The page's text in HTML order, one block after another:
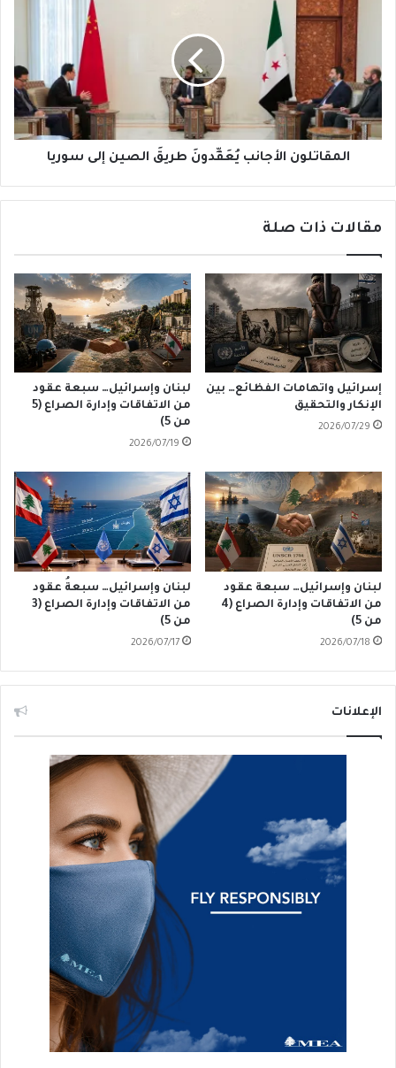
الأجانب
يُعَقِّدونَ
الصين
إلى
سوريا
المقاتلون الأجانب يُعَقِّدونَ طريقَ الصين إلى سوريا
مقالات ذات صلة
إسرائيل واتهامات الفظائع… بين
الإنكار والتحقيق
2026/07/29
لبنان وإسرائيل… سبعة عقود
من الاتفاقات وإدارة الصراع (5
من 5)
2026/07/19
لبنان وإسرائيل… سبعة عقود
من الاتفاقات وإدارة الصراع (4
من 5)
2026/07/18
لبنان وإسرائيل… سبعةُ عقود
من الاتفاقات وإدارة الصراع (3
من 5)
2026/07/17
الإعلانات